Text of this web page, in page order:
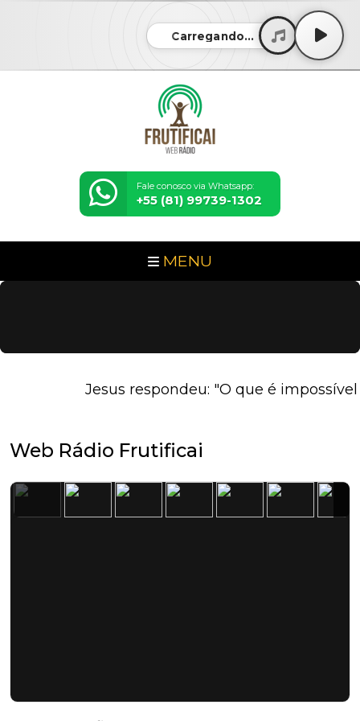
Carregando...
Fale conosco via Whatsapp:
+55 (81) 99739-1302
MENU
Jesus respondeu: "O que é
Web Rádio Frutificai